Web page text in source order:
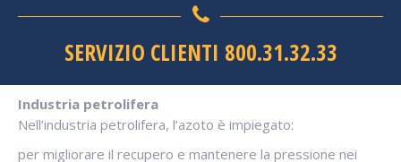
SERVIZIO CLIENTI 800.31.32.33
Industria petrolifera
Nell’industria petrolifera, l’azoto è impiegato:
per migliorare il recupero e mantenere la pressione nei